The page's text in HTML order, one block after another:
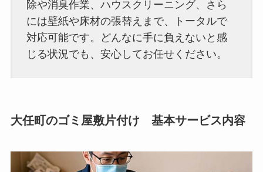
除や消臭作業、ハウスクリーニング、さら
には壁紙や床材の張替えまで、トータルで
対応可能です。​どんなに手に負えないと感
じる状況でも、安心してお任せください。
大任町のゴミ屋敷片付け 基本サービス内容